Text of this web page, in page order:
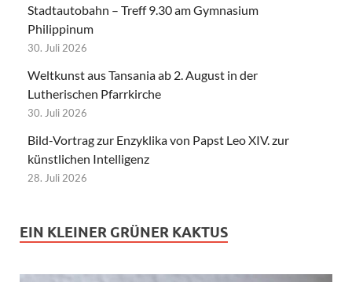
Stadtautobahn – Treff 9.30 am Gymnasium
Philippinum
30. Juli 2026
Weltkunst aus Tansania ab 2. August in der
Lutherischen Pfarrkirche
30. Juli 2026
Bild-Vortrag zur Enzyklika von Papst Leo XIV. zur
künstlichen Intelligenz
28. Juli 2026
EIN KLEINER GRÜNER KAKTUS